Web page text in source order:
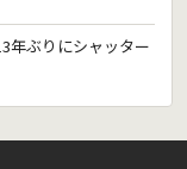
年ぶりにシャッター